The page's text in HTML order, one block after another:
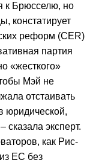
к Брюсселю, но
констатирует
реформ (CER)
партия
«жесткого»
Мэй не
отстаивать
юридической,
сказала эксперт.
как Рис-
ЕС без